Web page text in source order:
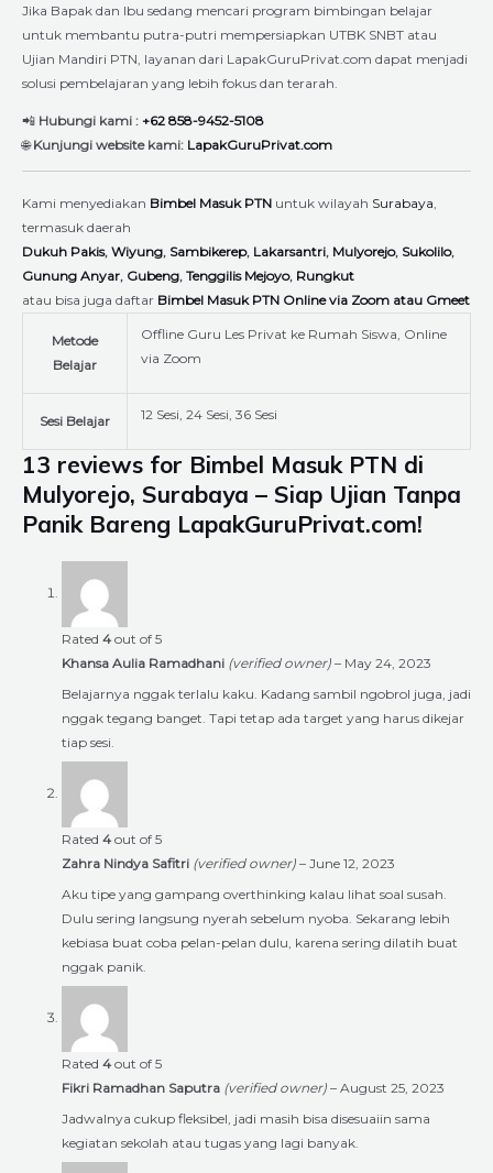
Jika Bapak dan Ibu sedang mencari program bimbingan belajar
untuk membantu putra-putri mempersiapkan UTBK SNBT atau
Ujian Mandiri PTN, layanan dari LapakGuruPrivat.com dapat menjadi
solusi pembelajaran yang lebih fokus dan terarah.
📲 Hubungi kami : +62 858-9452-5108
🌐Kunjungi website kami: LapakGuruPrivat.com
Kami menyediakan Bimbel Masuk PTN untuk wilayah Surabaya
termasuk daerah
Dukuh Pakis, Wiyung, Sambikerep, Lakarsantri, Mulyorejo, Sukolilo,
Gunung Anyar, Gubeng, Tenggilis Mejoyo, Rungkut
atau bisa juga daftar Bimbel Masuk PTN Online via Zoom atau Gmeet
Metode
Belajar
Offline Guru Les Privat ke Rumah Siswa, Online
via Zoom
Sesi Belajar 12 Sesi, 24 Sesi, 36 Sesi
13 reviews for Bimbel Masuk PTN di
Mulyorejo, Surabaya – Siap Ujian Tanpa
Panik Bareng LapakGuruPrivat.com!
Rated 4 out of 5
Khansa Aulia Ramadhani (verified owner) – May 24, 2023
Belajarnya nggak terlalu kaku. Kadang sambil ngobrol juga, jadi
nggak tegang banget. Tapi tetap ada target yang harus dikejar
tiap sesi.
Rated 4 out of 5
Zahra Nindya Safitri (verified owner) – June 12, 2023
Aku tipe yang gampang overthinking kalau lihat soal susah.
Dulu sering langsung nyerah sebelum nyoba. Sekarang lebih
kebiasa buat coba pelan-pelan dulu, karena sering dilatih buat
nggak panik.
Rated 4 out of 5
Fikri Ramadhan Saputra (verified owner) – August 25, 2023
Jadwalnya cukup fleksibel, jadi masih bisa disesuaiin sama
kegiatan sekolah atau tugas yang lagi banyak.